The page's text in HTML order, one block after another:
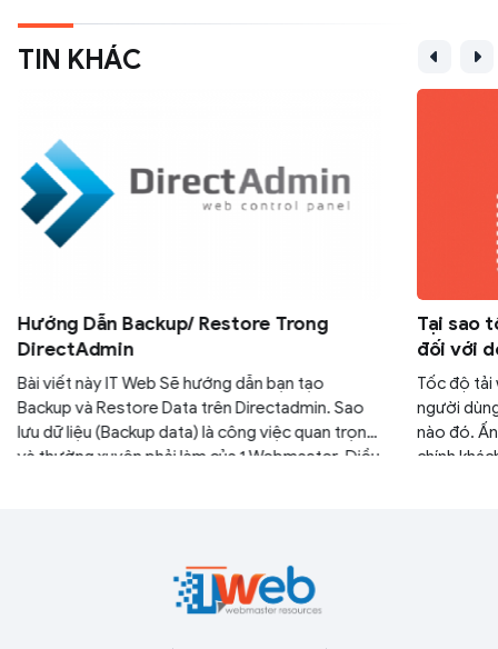
TIN KHÁC
Hướng Dẫn Backup/ Restore Trong
DirectAdmin
Bài viết này IT Web Sẽ hướng dẫn bạn tạo
Backup và Restore Data trên Directadmin. Sao
lưu dữ liệu (Backup data) là công việc quan trọng
và thường xuyên phải làm của 1 Webmaster. Điều
Tại sao
đối với
Tốc độ tải
người
nào đó.
chính